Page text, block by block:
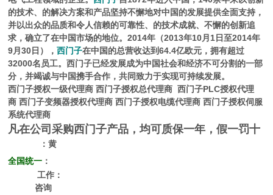
的技术、的解决方案和产品坚持不懈地对中国的发展提供全面支持，
并以出众的品质和令人信赖的可靠性、的技术成就、不懈的创新追
求，确立了在中国市场的地位。2014年（2013年10月1日至2014年
9月30日），西门子在中国的总营收达到64.4亿欧元，拥有超过
32000名员工。西门子已经发展成为中国社会和经济不可分割的一部
分，并竭诚与中国携手合作，共同致力于实现可持续发展。
西门子授权一级代理商 西门子授权总代理商 西门子PLC授权代理
商 西门子变频器授权代理商 西门子授权电缆代理商 西门子授权伺服
系统代理商
凡在公司采购西门子产品，均可质保一年，假一罚十
：黄
全国统一 ：
工作：
咨询